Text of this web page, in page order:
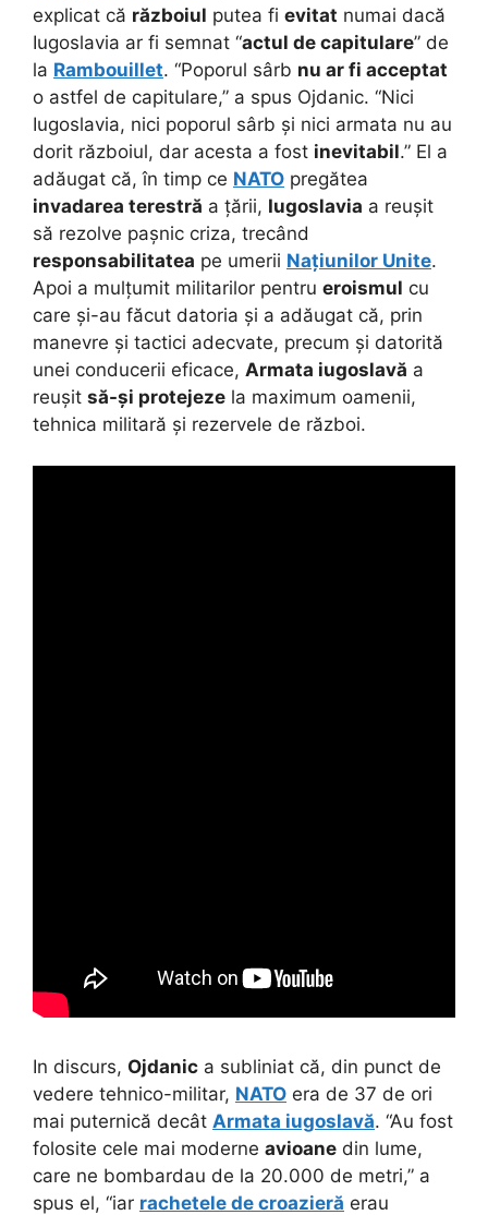
explicat că războiul putea fi evitat numai dacă
Iugoslavia ar fi semnat “actul de capitulare” de
la Rambouillet. “Poporul sârb nu ar fi acceptat
o astfel de capitulare,” a spus Ojdanic. “Nici
Iugoslavia, nici poporul sârb și nici armata nu au
dorit războiul, dar acesta a fost inevitabil.” El a
adăugat că, în timp ce NATO pregătea
invadarea terestră a țării, Iugoslavia a reușit
să rezolve pașnic criza, trecând
responsabilitatea pe umerii Națiunilor Unite.
Apoi a mulțumit militarilor pentru eroismul cu
care și-au făcut datoria și a adăugat că, prin
manevre și tactici adecvate, precum și datorită
unei conducerii eficace, Armata iugoslavă a
reușit să-și protejeze la maximum oamenii,
tehnica militară și rezervele de război.
In discurs, Ojdanic a subliniat că, din punct de
vedere tehnico-militar, NATO era de 37 de ori
mai puternică decât Armata iugoslavă. “Au fost
folosite cele mai moderne avioane din lume,
care ne bombardau de la 20.000 de metri,” a
spus el, “iar rachetele de croazieră erau